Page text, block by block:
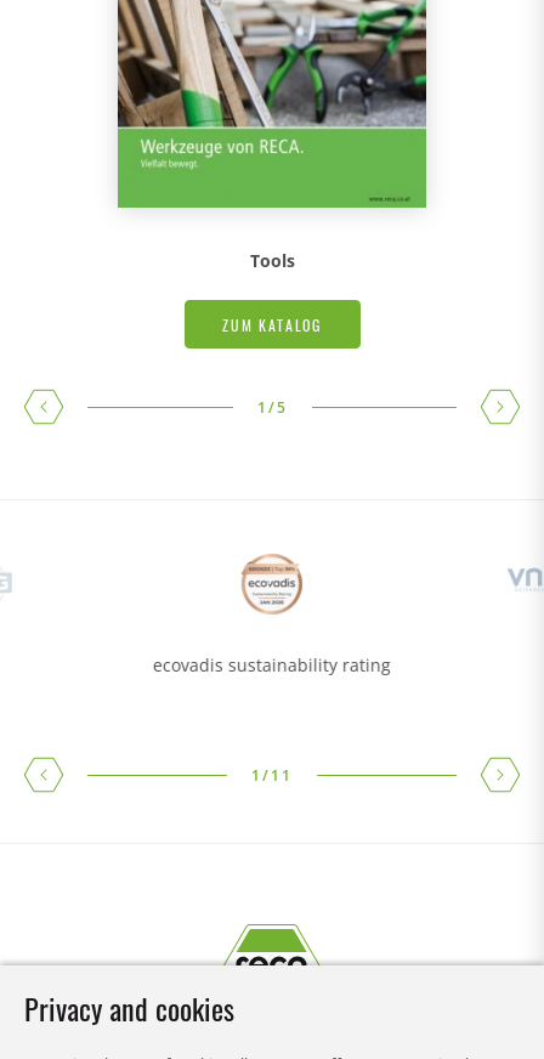
Tools
ZUM KATALOG
1 /5
ecovadis sustainability rating
1 /11
Privacy and cookies